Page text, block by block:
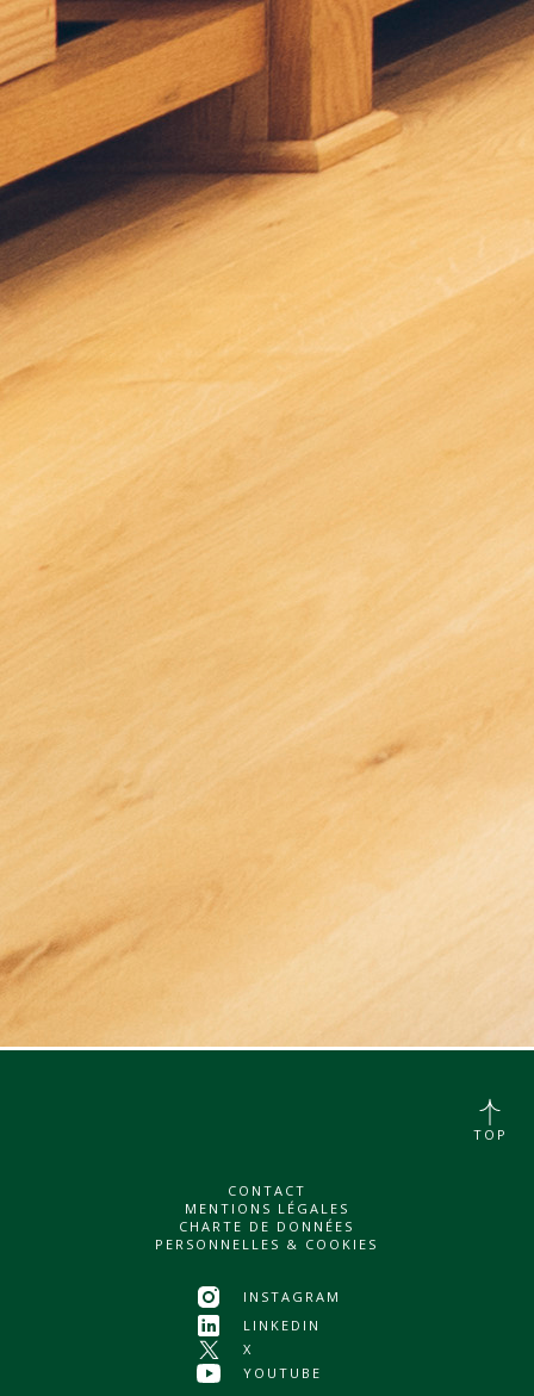
CONTACT
MENTIONS LÉGALES
CHARTE DE DONNÉES
PERSONNELLES & COOKIES
INSTAGRAM
LINKEDIN
X
YOUTUBE
TOP